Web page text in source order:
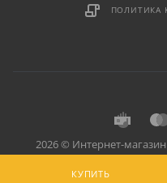
КУПИТЬ
ПОЛИТИКА
2026 © Интернет-
торговли и общепита: